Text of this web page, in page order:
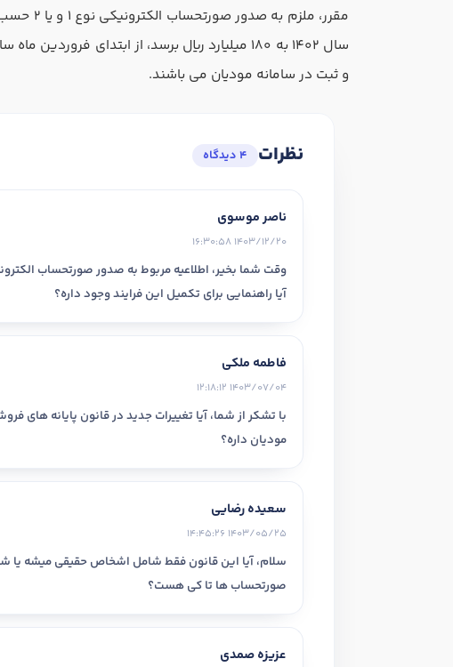
مقرر،
و ثبت در سامانه مودیان می ‌باشند.
نظرات 4 دیدگاه
ناصر موسوی
1403/12/20 16:30:58
آیا راهنمایی برای تکمیل این فرایند وجود داره؟
فاطمه ملکی
1403/07/04 12:18:12
با تشکر از شما، آیا تغییرات جدید در قانون پایانه های
مودیان داره؟
سعیده رضایی
1403/05/25 14:45:26
سلام، آیا این قانون فقط شامل اشخاص حقیقی میشه
صورتحساب ها تا کی هست؟
عزیزه صمدی
رشته تحصیلی
روحیه رهبری دارید ؟
در صورتی که سابقه دارید توضیح مختصر از فعالیتی که
در صورتی که سابقه دارید ، چه مهارت هایی در حسابداری
هدف شما از آموزش چیست ؟
هدف بلند مدت شما از آموزش چیست ؟